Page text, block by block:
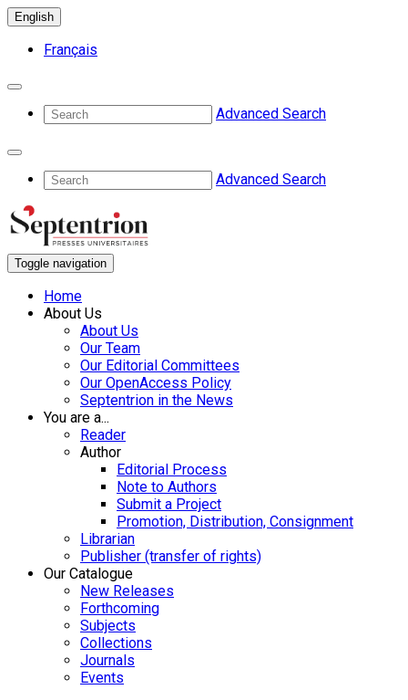
English
Français
Advanced Search
Advanced Search
Toggle navigation
Home
About Us
About Us
Our Team
Our Editorial Committees
Our OpenAccess Policy
Septentrion in the News
You are a...
Reader
Author
Editorial Process
Note to Authors
Submit a Project
Promotion, Distribution, Consignment
Librarian
Publisher (transfer of rights)
Our Catalogue
New Releases
Forthcoming
Subjects
Collections
Journals
Events